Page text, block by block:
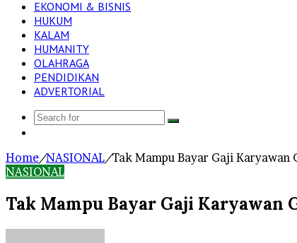
EKONOMI & BISNIS
HUKUM
KALAM
HUMANITY
OLAHRAGA
PENDIDIKAN
ADVERTORIAL
Search
Home/NASIONAL/Tak Mampu Bayar Gaji Karyawan
NASIONAL
Tak Mampu Bayar Gaji Karyawan